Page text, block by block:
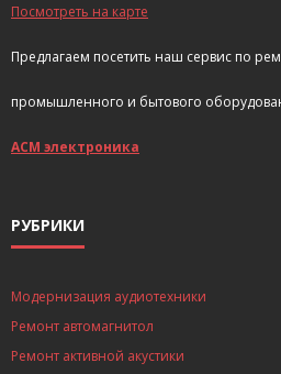
Посмотреть на карте
Предлагаем посетить наш сервис по
промышленного и бытового
АСМ электроника
РУБРИКИ
Модернизация аудиотехники
Ремонт автомагнитол
Ремонт активной акустики